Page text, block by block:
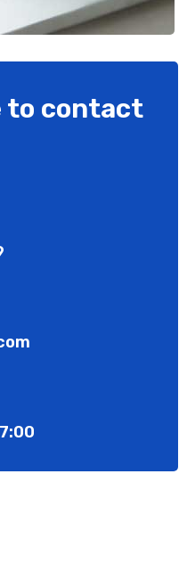
to contact